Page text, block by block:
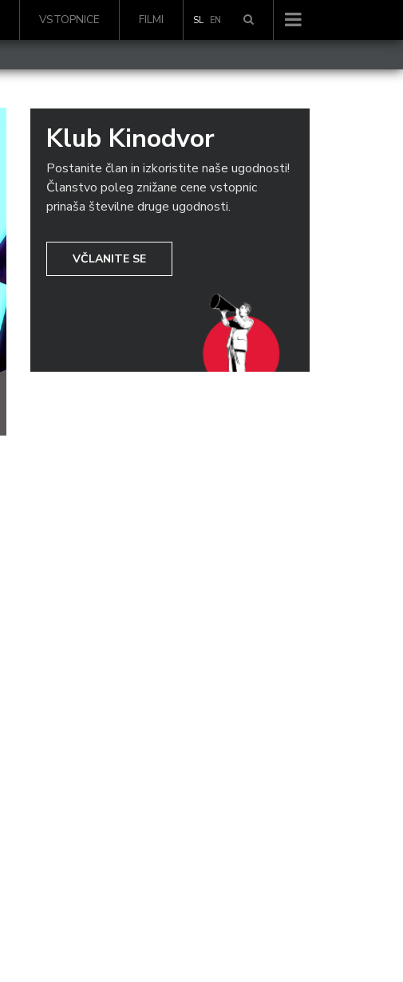
VSTOPNICE FILMI SL EN
Klub Kinodvor
Postanite član in izkoristite naše ugodnosti!
Članstvo poleg znižane cene vstopnic
prinaša številne druge ugodnosti.
VČLANITE SE